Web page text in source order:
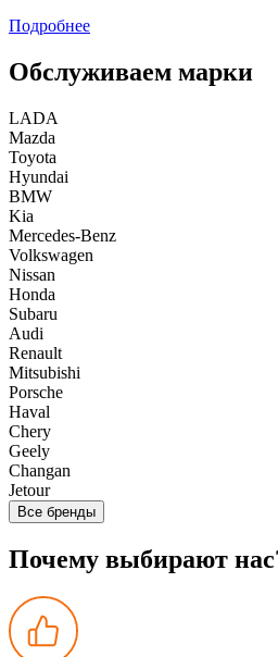
Подробнее
Обслуживаем марки
LADA
Mazda
Toyota
Hyundai
BMW
Kia
Mercedes-Benz
Volkswagen
Nissan
Honda
Subaru
Audi
Renault
Mitsubishi
Porsche
Haval
Chery
Geely
Changan
Jetour
Все бренды
Почему выбирают